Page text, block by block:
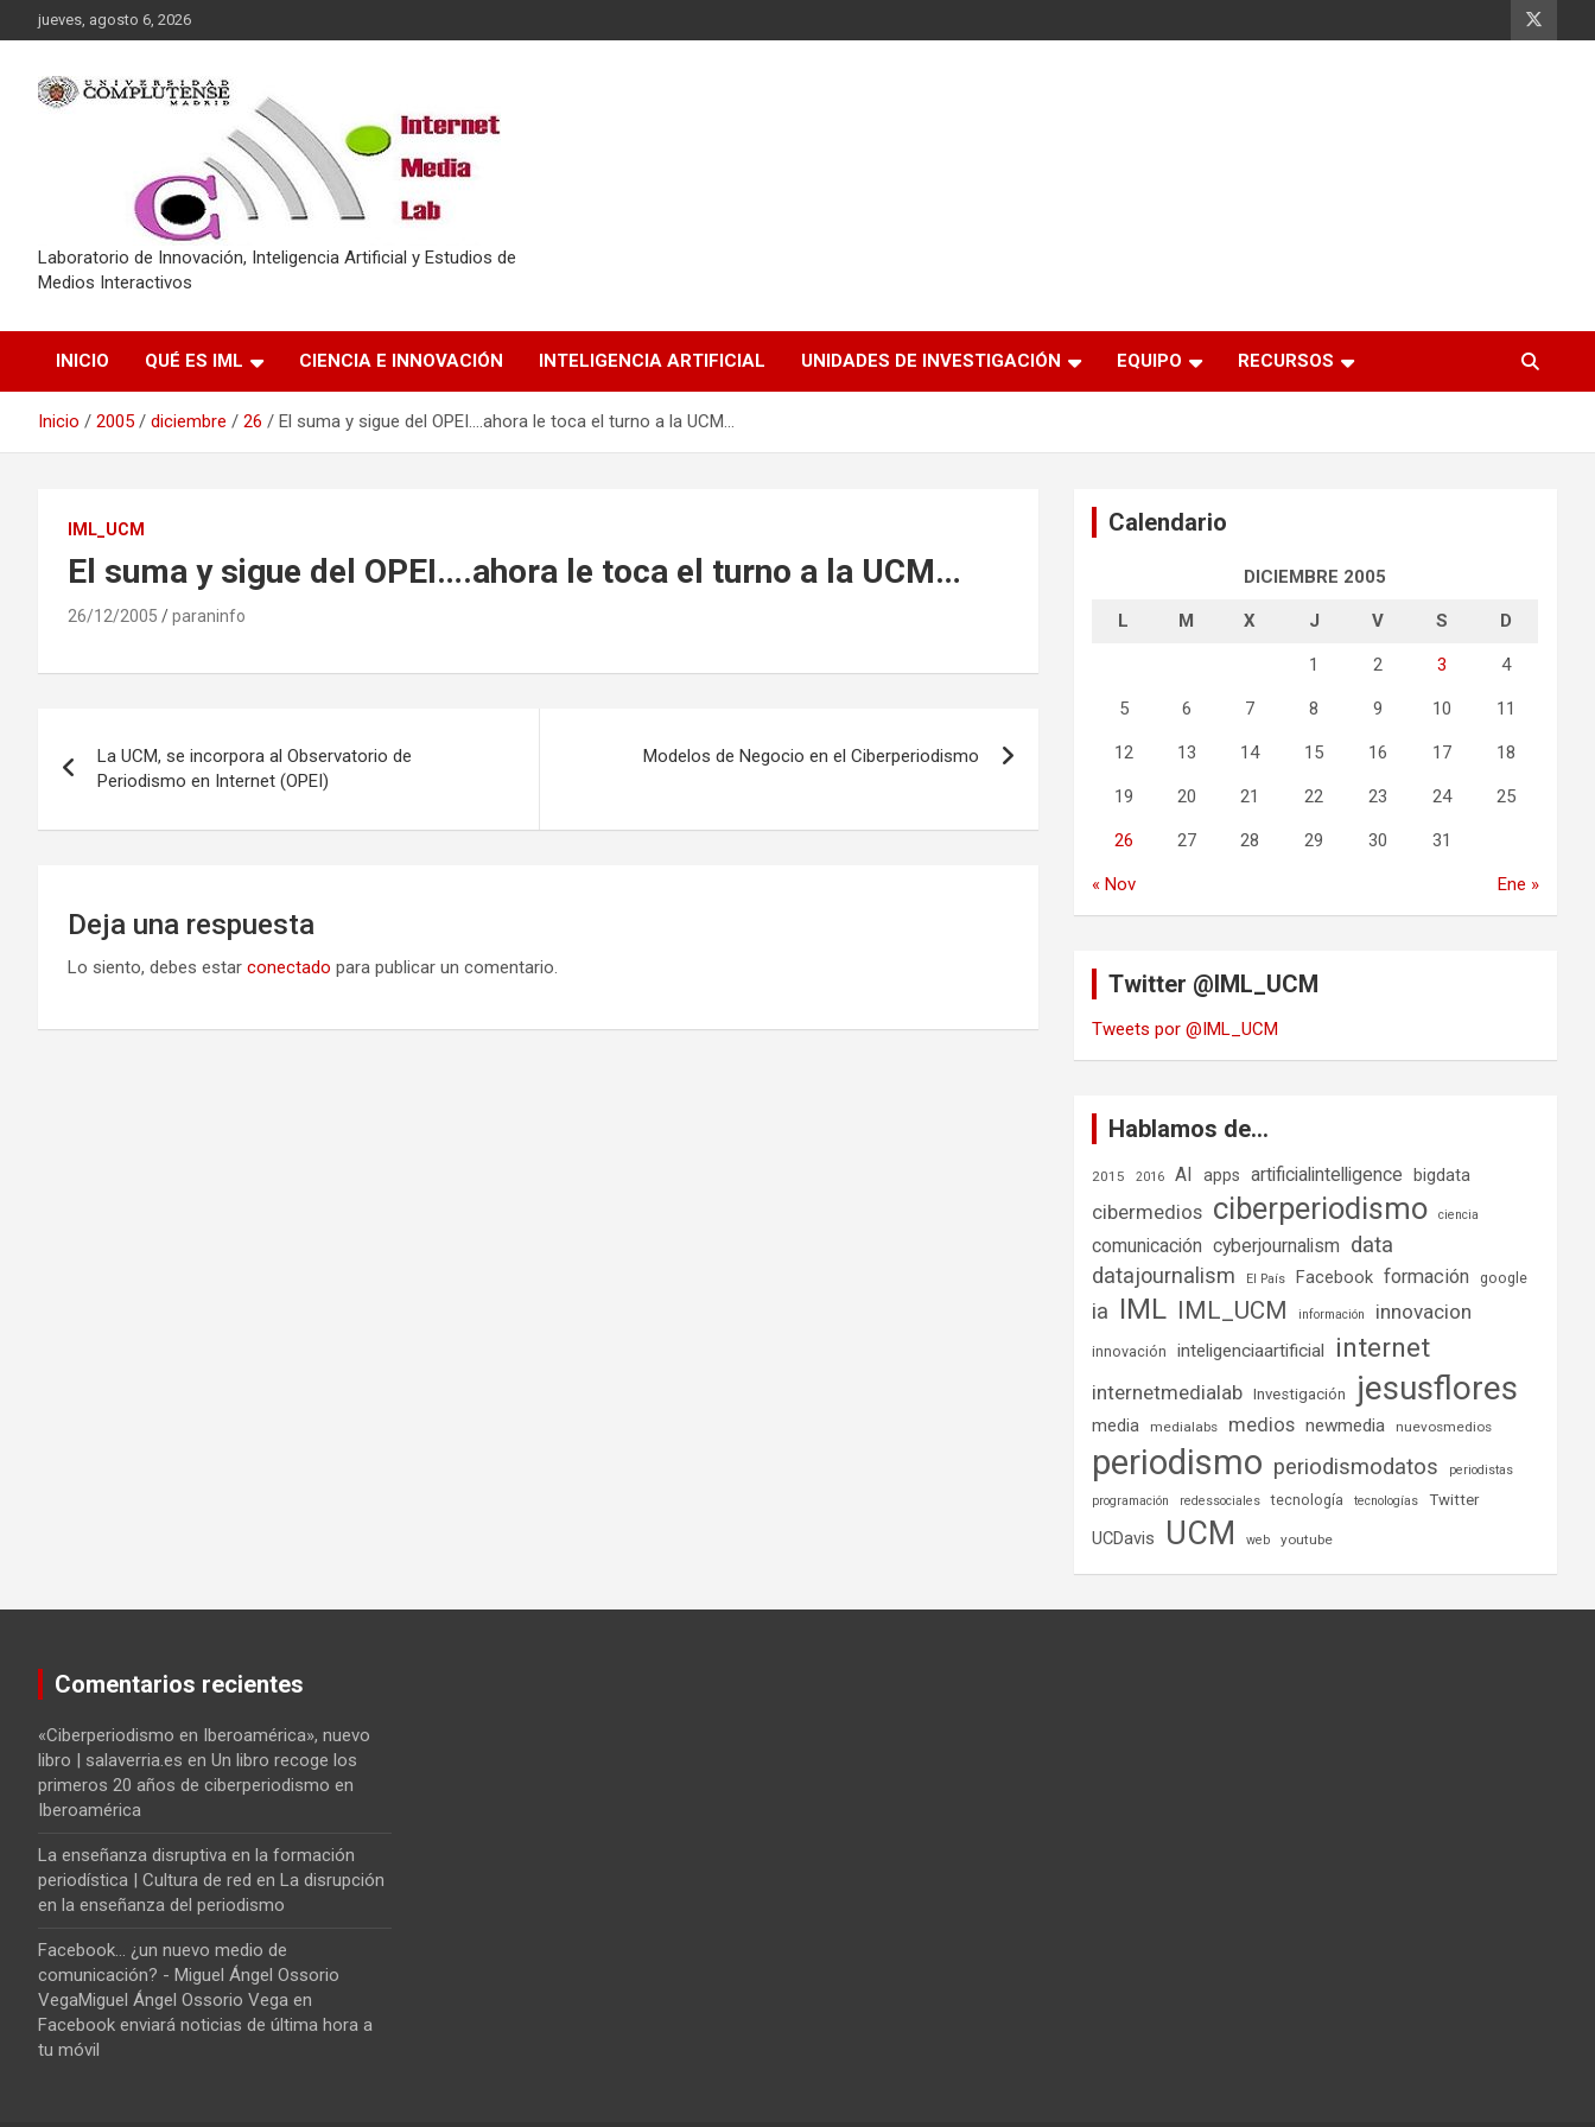
Saltar
al
jueves, agosto 6, 2026
Laboratorio de Innovación, Inteligencia Artificial y Estudios de
Medios Interactivos
INICIO QUÉ ES IML CIENCIA E INNOVACIÓN INTELIGENCIA ARTIFICIAL UNIDADES DE INVESTIGACIÓN EQUIPO RECURSOS
Inicio 2005 diciembre 26 El suma y sigue del OPEI….ahora le toca el turno a la UCM…
IML_UCM
El suma y sigue del OPEI….ahora le toca el turno a la UCM…
26/12/2005 paraninfo
de
entradas
La UCM, se incorpora al Observatorio de
Periodismo en Internet (OPEI)
Modelos de Negocio en el Ciberperiodismo
Deja una respuesta
Lo siento, debes estar conectado para publicar un comentario.
Calendario
DICIEMBRE 2005
L M X J V S D
1 2 3 4
5 6 7 8 9 10 11
12 13 14 15 16 17 18
19 20 21 22 23 24 25
26 27 28 29 30 31
« Nov Ene »
Twitter @IML_UCM
Tweets por @IML_UCM
Hablamos de…
2015 2016 AI apps artificialintelligence bigdata
cibermedios ciberperiodismo ciencia
comunicación cyberjournalism data
datajournalism El País Facebook formación google
ia IML IML_UCM información innovacion
innovación inteligenciaartificial internet
internetmedialab Investigación jesusflores
media medialabs medios newmedia nuevosmedios
periodismo periodismodatos
periodistas
programación
redessociales tecnología tecnologías Twitter
UCDavis UCM web youtube
Comentarios recientes
«Ciberperiodismo en Iberoamérica», nuevo
libro | salaverria.es en Un libro recoge los
primeros 20 años de ciberperiodismo en
Iberoamérica
La enseñanza disruptiva en la formación
periodística | Cultura de red en La disrupción
en la enseñanza del periodismo
Facebook... ¿un nuevo medio de
comunicación? - Miguel Ángel Ossorio
VegaMiguel Ángel Ossorio Vega en
Facebook enviará noticias de última hora a
tu móvil